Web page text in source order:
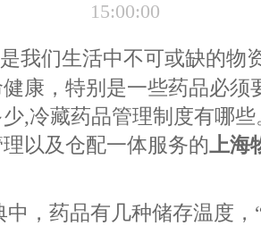
15:00:00
我们生活中不可或缺的物
康，特别是一些药品必须
,冷藏药品管理制度有哪
以及仓配一体服务的上海
，药品有几种储存温度，